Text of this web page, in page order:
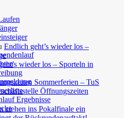
Ergebnisse
Endlich geht’s wieder los –
wieder los – Sporteln in
Sommerferien – TuS
Öffnungszeiten
ziehen ins Pokalfinale ein